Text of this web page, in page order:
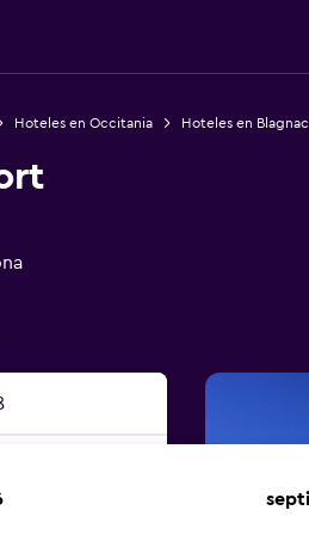
Hoteles en Occitania Hoteles en Blagnac